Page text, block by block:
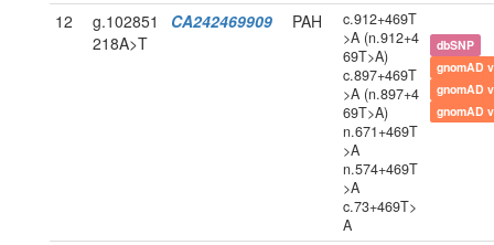
12
g.102851
218A>T
CA242469909 PAH
c.912+469T
>A (n.912+4
69T>A)
c.897+469T
>A (n.897+4
69T>A)
n.671+469T
>A
n.574+469T
>A
c.73+469T>
A
dbSNP
gnomAD
gnomAD
gnomAD